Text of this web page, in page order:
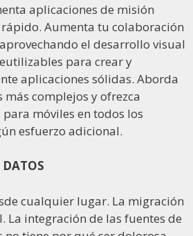
aplicaciones de misión
rápido. Aumenta tu colaboración
el desarrollo visual
para crear y
aplicaciones sólidas. Aborda
más complejos y ofrezca
móviles en todos los
esfuerzo adicional.
cualquier lugar. La migración
La integración de las fuentes de